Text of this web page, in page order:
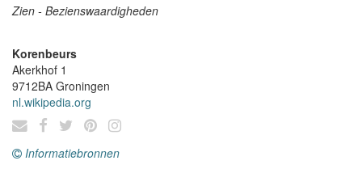
Zien - Bezienswaardigheden
Korenbeurs
Akerkhof 1
9712BA Groningen
nl.wikipedia.org
Informatiebronnen